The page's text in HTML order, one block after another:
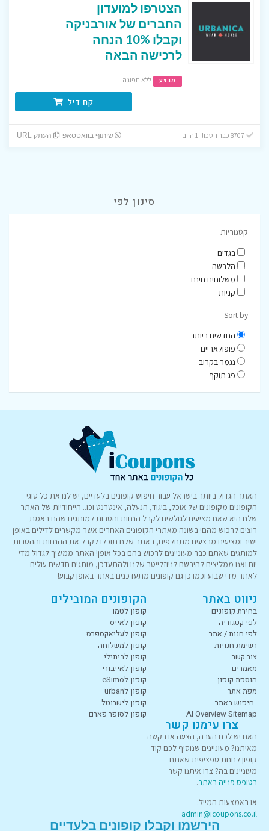
הצטרפו למועדון
החברים של אורבניקה
וקבלו 10% הנחה
לרכישה הבאה
מבצע ללא תפוגה
קח דיל
שיתוף בוואטסאפ העתק URL
סינון לפי
קטגוריות
בגדים
הלבשה
משלוחים חינם
קניות
Sort by
החדשים ביותר
פופולאריים
נגמר בקרוב
פג תוקף
האתר הגדול ביותר בישראל עבור חיפוש קופונים בלעדיים, יש לנו את כל סוגי
הקופונים מקופונים של אוכל, ביגוד, הנעלה, אינטרנט וכו.. הייחודיות של האתר
שלנו היא שאנו מציעים לגולשים לקבל הנחות והטבות למותגים שהם באמת
רוצים לרכוש מהם! בשונה מאתרי הקופונים האחרים אשר מקשרים לדילים באופן
ישיר ומציעים מבצעים מתחלפים, באתר שלנו תוכלו לקבל את ההנחות וההטבות
למותגים שאתם כבר מעוניינים לרכוש בהם בכל אופן! האתר ממשיך לגדול מדי
יום ואנו ממליצים להירשם לניוזלייטר שלנו ולהתעדכן, מותגים חדשים עולים
לאתר מדי שבוע וכמו כן גם קופונים מתעדכנים באתר באופן קבוע!
ניווט באתר
בחירת קופונים
לפי קטגוריה
לפי חנות / אתר
רשימת חנויות
צור קשר
מאמרים
הוספת קופון
מפת אתר
חיפוש באתר
AI Overview Sitemap
הקופונים המובילים
קופון לטמו
קופון לאייס
קופון לעליאקספרס
קופון למשלוחה
קופון לביתילי
קופון לאייבורי
קופון לeSimo
קופון לurban
קופון לישרוטל
קופון לסופר פארם
צרו עימנו קשר
האם יש לכם הערה, הצעה או בקשה
מאיתנו? מעוניינים שנוסיף לכם קוד
קופון לחנות ספציפית שאתם
מעוניינים בה? צרו איתנו קשר
בטופס פנייה באתר.
או באמצעות המייל:
admin@icoupons.co.il
הירשמו וקבלו קופונים בלעדיים